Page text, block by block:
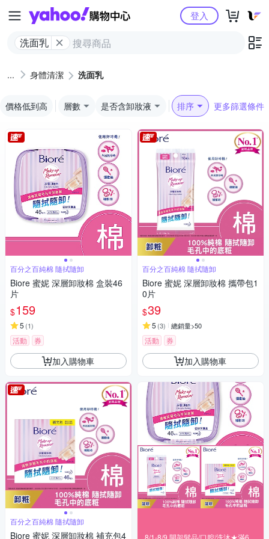
Yahoo購物中心
洗面乳
登入
身體清潔 洗面乳
價格低到高 層數 是否含卸妝液 排序 更多篩選條件
百分之百純棉 隨拭隨卸
Biore 蜜妮 深層卸妝棉 盒裝46
片
$159
5 (1)
活動 券
加入購物車
百分之百純棉 隨拭隨卸
Biore 蜜妮 深層卸妝棉 補充包4
百分之百純棉 隨拭隨卸
Biore 蜜妮 深層卸妝棉 攜帶包1
0片
$39
5 (3) 總銷量>50
活動 券
加入購物車